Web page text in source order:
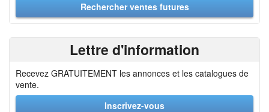
Lettre d'information
Recevez GRATUITEMENT les annonces et les catalogues de
vente.
Inscrivez-vous